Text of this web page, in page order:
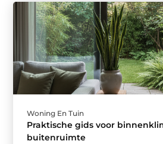
Woning En Tuin
Praktische gids voor
buitenruimte